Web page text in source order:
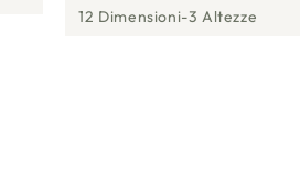
12 Dimensioni 3 Altezze